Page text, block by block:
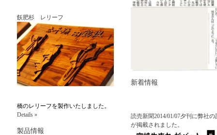
新着情報
飫肥杉 レリーフ
橋のレリーフを製作いたしました。
Details »
製品情報
読売新聞2014/01/07夕刊に弊社の
が掲載されました。